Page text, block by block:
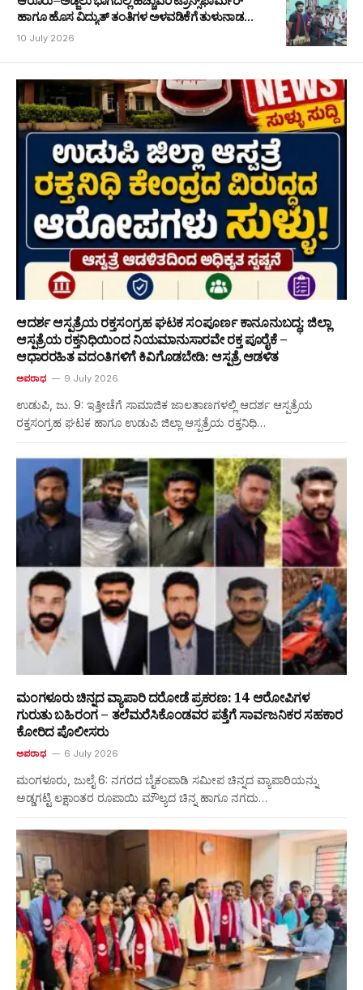
ಹಾಗೂ ಹೊಸ ವಿದ್ಯುತ್ ತಂತಿಗಳ ಅಳವಡಿಕೆಗೆ ತುಳುನಾಡ
ರಕ್ಷಣಾ ವೇದಿಕೆಯ ಮನವಿ
10 July 2026
ಆದರ್ಶ ಆಸ್ಪತ್ರೆಯ ರಕ್ತಸಂಗ್ರಹ ಘಟಕ ಸಂಪೂರ್ಣ ಕಾನೂನುಬದ್ಧ; ಜಿಲ್ಲಾ
ಆಸ್ಪತ್ರೆಯ ರಕ್ತನಿಧಿಯಿಂದ ನಿಯಮಾನುಸಾರವೇ ರಕ್ತ ಪೂರೈಕೆ –
ಆಧಾರರಹಿತ ವದಂತಿಗಳಿಗೆ ಕಿವಿಗೊಡಬೇಡಿ: ಆಸ್ಪತ್ರೆ ಆಡಳಿತ
ಅಪರಾಧ 9 July 2026
ಉಡುಪಿ, ಜು. 9: ಇತ್ತೀಚೆಗೆ ಸಾಮಾಜಿಕ ಜಾಲತಾಣಗಳಲ್ಲಿ ಆದರ್ಶ ಆಸ್ಪತ್ರೆಯ
ರಕ್ತಸಂಗ್ರಹ ಘಟಕ ಹಾಗೂ ಉಡುಪಿ ಜಿಲ್ಲಾ ಆಸ್ಪತ್ರೆಯ ರಕ್ತನಿಧಿ…
ಮಂಗಳೂರು ಚಿನ್ನದ ವ್ಯಾಪಾರಿ ದರೋಡೆ ಪ್ರಕರಣ: 14 ಆರೋಪಿಗಳ
ಗುರುತು ಬಹಿರಂಗ – ತಲೆಮರೆಸಿಕೊಂಡವರ ಪತ್ತೆಗೆ ಸಾರ್ವಜನಿಕರ ಸಹಕಾರ
ಕೋರಿದ ಪೊಲೀಸರು
ಅಪರಾಧ 6 July 2026
ಮಂಗಳೂರು, ಜುಲೈ 6: ನಗರದ ಬೈಕಂಪಾಡಿ ಸಮೀಪ ಚಿನ್ನದ ವ್ಯಾಪಾರಿಯನ್ನು
ಅಡ್ಡಗಟ್ಟಿ ಲಕ್ಷಾಂತರ ರೂಪಾಯಿ ಮೌಲ್ಯದ ಚಿನ್ನ ಹಾಗೂ ನಗದು…